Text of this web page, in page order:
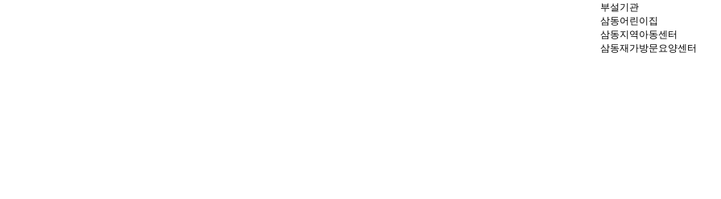
부설기관
삼동어린이집
삼동지역아동센터
삼동재가방문요양센터